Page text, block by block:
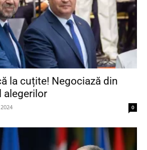
la cuțite! Negociază din
alegerilor
0